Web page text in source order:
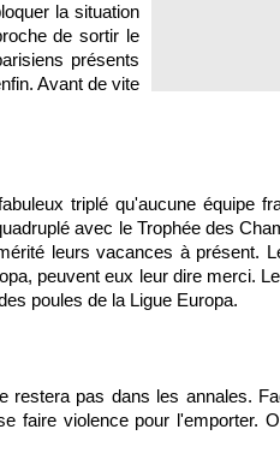
la situation
de sortir le
présents
Avant de vite
triplé qu'aucune équipe
avec le Trophée des
leurs vacances à présent.
peuvent eux leur dire merci.
poules de la Ligue Europa.
restera pas dans les annales.
faire violence pour l'emporter.